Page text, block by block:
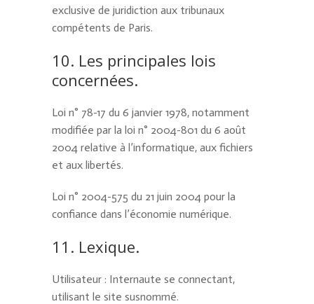
exclusive de juridiction aux tribunaux
compétents de Paris.
10. Les principales lois
concernées.
Loi n° 78-17 du 6 janvier 1978, notamment
modifiée par la loi n° 2004-801 du 6 août
2004 relative à l’informatique, aux fichiers
et aux libertés.
Loi n° 2004-575 du 21 juin 2004 pour la
confiance dans l’économie numérique.
11. Lexique.
Utilisateur : Internaute se connectant,
utilisant le site susnommé.